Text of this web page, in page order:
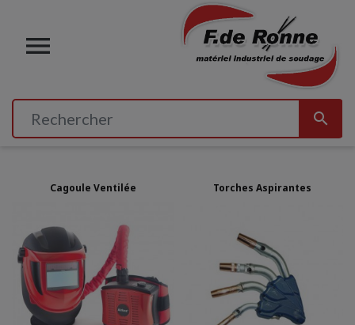


Cagoule Ventilée Torches Aspirantes